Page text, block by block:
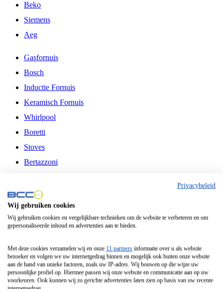
Beko
Siemens
Aeg
Gasfornuis
Bosch
Inductie Fornuis
Keramisch Fornuis
Whirlpool
Boretti
Stoves
Bertazzoni
Fitelli
Airfryer
Frituurpan
Contactgrill
Broodbakmachine
Broodrooster
Privacybeleid
Wij gebruiken cookies
Wij gebruiken cookies en vergelijkbare technieken om de website te verbeteren en om
gepersonaliseerde inhoud en advertenties aan te bieden.
Met deze cookies verzamelen wij en onze 11 partners informatie over u als website
bezoeker en volgen we uw internetgedrag binnen en mogelijk ook buiten onze website
aan de hand van unieke factoren, zoals uw IP-adres. Wij bouwen op die wijze uw
persoonlijke profiel op. Hiermee passen wij onze website en communicatie aan op uw
voorkeuren. Ook kunnen wij zo gerichte advertenties laten zien op basis van uw recente